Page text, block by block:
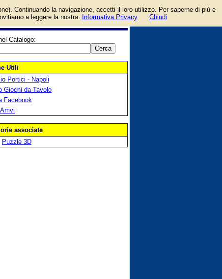
login/registrati
guida
Catalogo:
Utili
Portici - Napoli
Giochi da Tavolo
Facebook
associate
Puzzle 3D
Continuando la navigazione, accetti il loro utilizzo. Per saperne di più e
a leggere la nostra
Informativa Privacy Chiudi